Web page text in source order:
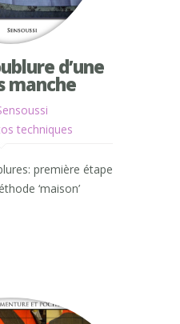
d’une
manche
techniques
première étape
‘maison’